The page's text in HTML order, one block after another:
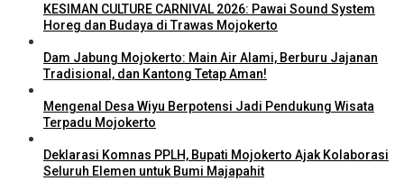
KESIMAN CULTURE CARNIVAL 2026: Pawai Sound System
Horeg dan Budaya di Trawas Mojokerto
Dam Jabung Mojokerto: Main Air Alami, Berburu Jajanan
Tradisional, dan Kantong Tetap Aman!
Mengenal Desa Wiyu Berpotensi Jadi Pendukung Wisata
Terpadu Mojokerto
Deklarasi Komnas PPLH, Bupati Mojokerto Ajak Kolaborasi
Seluruh Elemen untuk Bumi Majapahit